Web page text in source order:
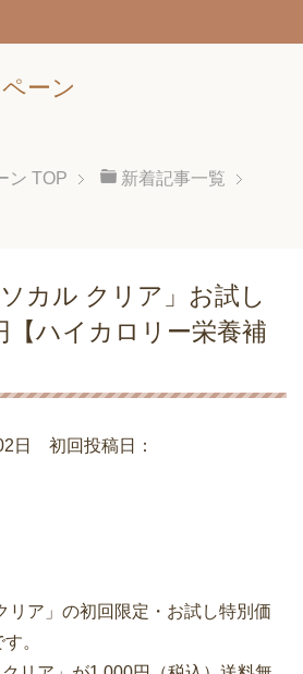
ーン
ン TOP
新着記事一覧
カル クリア」お試し
【ハイカロリー栄養補
日 初回投稿日：
リア」の初回限定・お試し特別価
。